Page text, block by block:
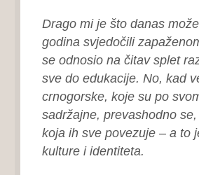
Drago mi je što danas
godina svjedočili
se odnosio na čitav splet
sve do edukacije. No, kad
crnogorske, koje su po
sadržajne, prevashodno
koja ih sve povezuje – a to
kulture i identiteta.